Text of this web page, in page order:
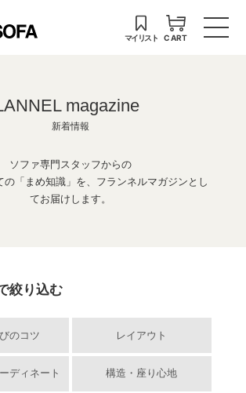
マイリスト CART
magazine
新着情報
ソファ専門スタッフからの
の「まめ知識」を、フランネルマガジンとし
てお届けします。
絞り込む
のコツ レイアウト
ディネート 構造・座り心地